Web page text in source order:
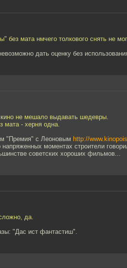
без мата нмчего толкового снять не
дать оценку без
не мешало выдавать шедевры.
мата - херня одна.
"Премия" с Леоновым http://
моментах строители
советских хороших фильмов...
да.
"Дас ист фантастиш".